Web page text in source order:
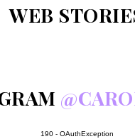
WEB
190 - OAuthException